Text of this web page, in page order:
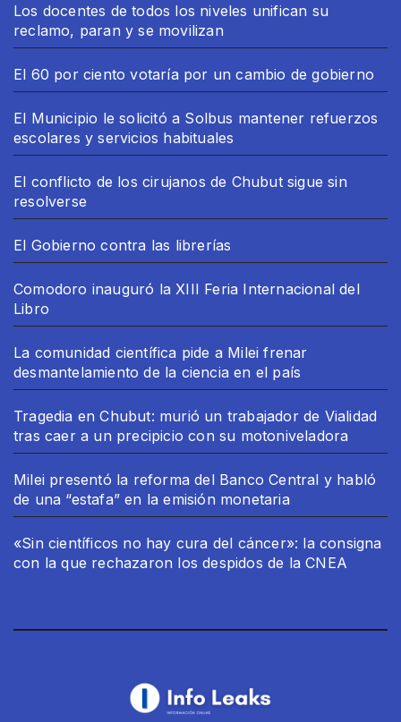
Los docentes de todos los niveles unifican su
reclamo, paran y se movilizan
El 60 por ciento votaría por un cambio de gobierno
El Municipio le solicitó a Solbus mantener refuerzos
escolares y servicios habituales
El conflicto de los cirujanos de Chubut sigue sin
resolverse
El Gobierno contra las librerías
Comodoro inauguró la XIII Feria Internacional del
Libro
La comunidad científica pide a Milei frenar
desmantelamiento de la ciencia en el país
Tragedia en Chubut: murió un trabajador de Vialidad
tras caer a un precipicio con su motoniveladora
Milei presentó la reforma del Banco Central y habló
de una “estafa” en la emisión monetaria
«Sin científicos no hay cura del cáncer»: la consigna
con la que rechazaron los despidos de la CNEA